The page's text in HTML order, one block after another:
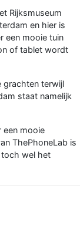
Rijksmuseum
en hier is
een mooie tuin
of tablet wordt
grachten terwijl
staat namelijk
een mooie
ThePhoneLab is
toch wel het